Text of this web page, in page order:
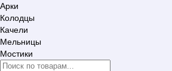
Арки
Колодцы
Качели
Мельницы
Мостики
Поиск